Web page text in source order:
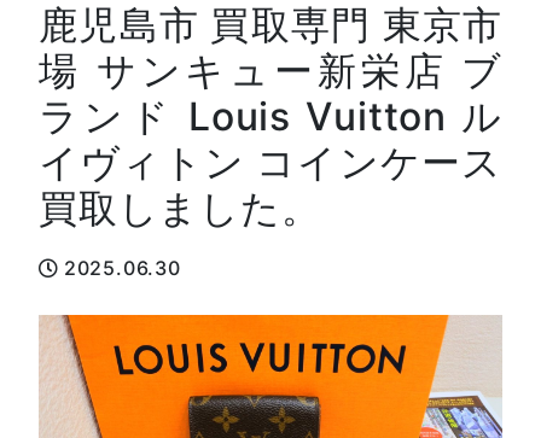
鹿児島市 買取専門 東京市
場 サンキュー新栄店 ブ
ランド Louis Vuitton ル
イヴィトン コインケース
買取しました。
2025.06.30